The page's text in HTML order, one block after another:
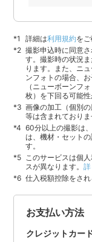
詳細は利用規約を
撮影申込時に同意
す。撮影時の状況
ります。また、ニ
ンフォトの場合、
（ニューボーンフ
枚）を下回る可能性
画像の加工（個別
等は含まれておりま
60分以上の撮影は
は、機材・セット
す。
このサービスは個
スが異なります。
仕入税額控除をさ
お支払い方法
クレジットカー